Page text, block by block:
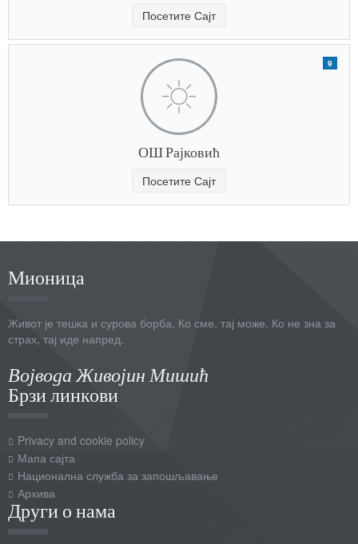
Посетите Сајт
9
ОШ Рајковић
Посетите Сајт
Мионица
Живот је тешка и сурова борба. Ко сме, тај може. Ко не зна за
страх, тај иде напред.
Војвода Живојин Мишић
Брзи линкови
Privacy and cookie policy
Мапа сајта
Национална служба за запошљавање
Архива
Други о нама